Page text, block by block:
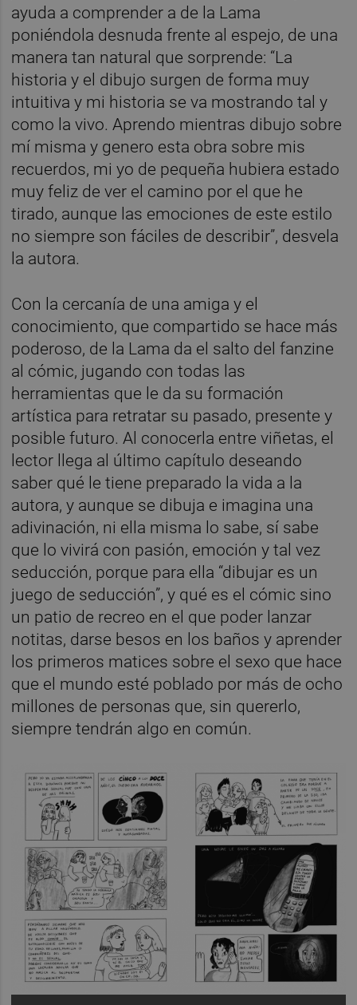
ayuda a comprender a de la Lama
poniéndola desnuda frente al espejo, de una
manera tan natural que sorprende: “La
historia y el dibujo surgen de forma muy
intuitiva y mi historia se va mostrando tal y
como la vivo. Aprendo mientras dibujo sobre
mí misma y genero esta obra sobre mis
recuerdos, mi yo de pequeña hubiera estado
muy feliz de ver el camino por el que he
tirado, aunque las emociones de este estilo
no siempre son fáciles de describir”, desvela
la autora.
Con la cercanía de una amiga y el
conocimiento, que compartido se hace más
poderoso, de la Lama da el salto del fanzine
al cómic, jugando con todas las
herramientas que le da su formación
artística para retratar su pasado, presente y
posible futuro. Al conocerla entre viñetas, el
lector llega al último capítulo deseando
saber qué le tiene preparado la vida a la
autora, y aunque se dibuja e imagina una
adivinación, ni ella misma lo sabe, sí sabe
que lo vivirá con pasión, emoción y tal vez
seducción, porque para ella “dibujar es un
juego de seducción”, y qué es el cómic sino
un patio de recreo en el que poder lanzar
notitas, darse besos en los baños y aprender
los primeros matices sobre el sexo que hace
que el mundo esté poblado por más de ocho
millones de personas que, sin quererlo,
siempre tendrán algo en común.